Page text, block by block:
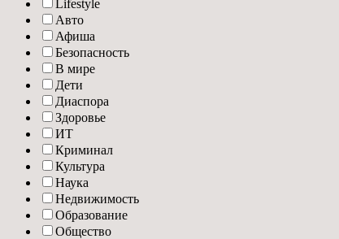
Lifestyle
Авто
Афиша
Безопасность
В мире
Дети
Диаспора
Здоровье
ИТ
Криминал
Культура
Наука
Недвижимость
Образование
Общество